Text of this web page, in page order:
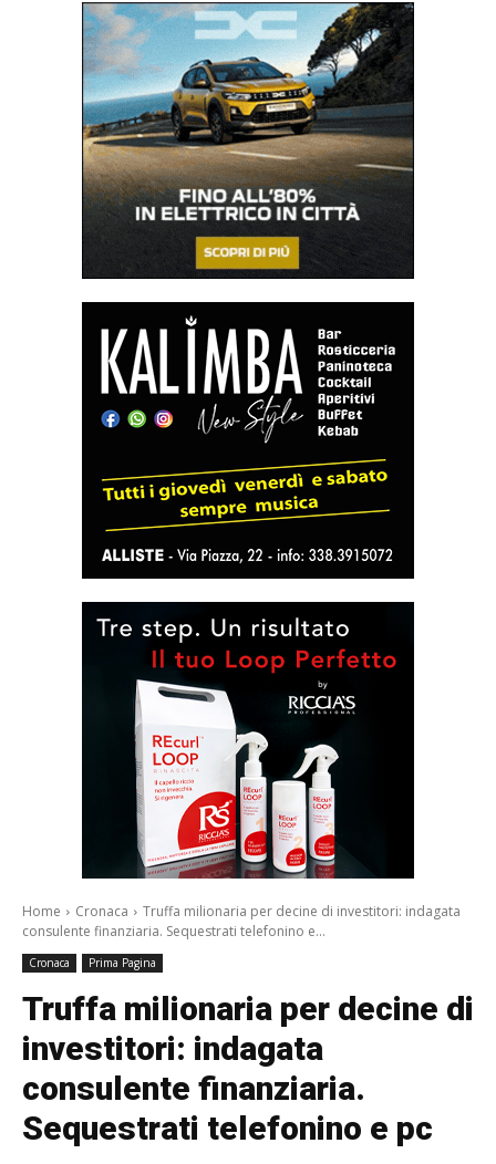
Home Cronaca
Truffa milionaria per decine di investitori: indagata
consulente finanziaria. Sequestrati telefonino e...
Cronaca Prima Pagina
Truffa milionaria per decine di
investitori: indagata
consulente finanziaria.
Sequestrati telefonino e pc